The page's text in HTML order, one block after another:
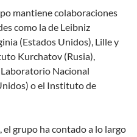
mantiene colaboraciones
como la de Leibniz
(Estados Unidos), Lille y
Kurchatov (Rusia),
Laboratorio Nacional
o el Instituto de
grupo ha contado a lo largo